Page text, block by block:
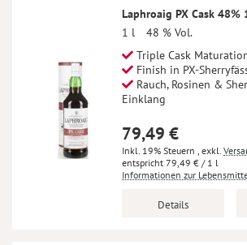
Laphroaig PX Cask 48%
1 l
48 % Vol.
Triple Cask
Finish in PX-
Rauch, Rosinen &
Einklang
79,49 €
Inkl. 19% Steuern , exkl.
79,49 € / 1 l
Informationen zur
Details